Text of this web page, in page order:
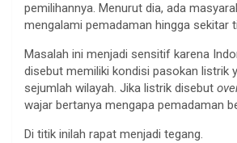
pemilihannya. Menurut dia, ada
mengalami pemadaman hingga sekitar
Masalah ini menjadi sensitif karena
disebut memiliki kondisi pasokan listrik
sejumlah wilayah. Jika listrik disebut
wajar bertanya mengapa pemadaman
Di titik inilah rapat menjadi tegang.